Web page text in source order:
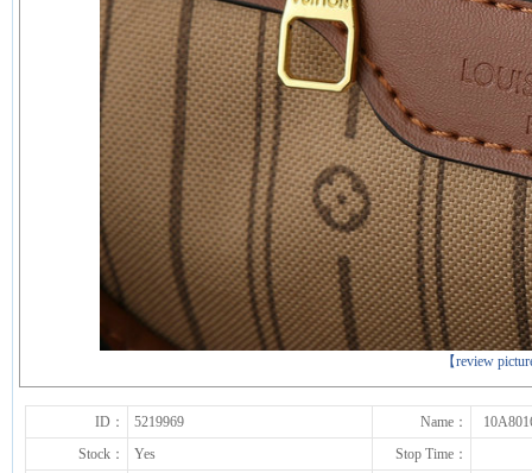
【review
下一张
ID： 5219969 Name：
Stock：
Yes
Stop Time：